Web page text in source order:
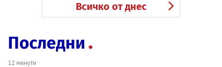
Всичко от днес
Последни
12 минути